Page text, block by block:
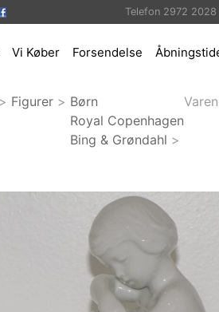
Telefon 2972
Vi Køber Forsendelse
> Figurer > Børn
Royal Copenhagen
Bing & Grøndahl >